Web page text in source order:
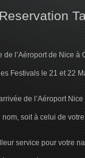
l’Aéroport de Nice
Festivals le 21 et 22
de l’Aéroport
soit à celui de
service pour votre